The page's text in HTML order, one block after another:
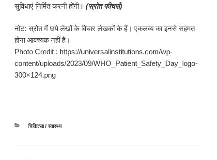
सुविधाएं निर्मित करनी होंगी। (स्रोत फीचर्स)
नोट: स्रोत में छपे लेखों के विचार लेखकों के हैं। एकलव्य का इनसे सहमत
होना आवश्यक नहीं है।
Photo Credit : https://universalinstitutions.com/wp-
content/uploads/2023/09/WHO_Patient_Safety_Day_logo-
300×124.png
श्रेणियाँ
चिकित्सा / स्वास्थ्य